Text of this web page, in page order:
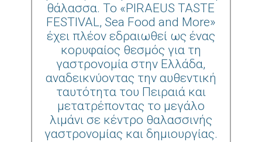
θάλασσα. Το «PIRAEUS TASTE
FESTIVAL, Sea Food and More»
έχει πλέον εδραιωθεί ως ένας
κορυφαίος θεσμός για τη
γαστρονομία στην Ελλάδα,
αναδεικνύοντας την αυθεντική
ταυτότητα του Πειραιά και
μετατρέποντας το μεγάλο
λιμάνι σε κέντρο θαλασσινής
γαστρονομίας και δημιουργίας.